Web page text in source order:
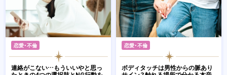
恋愛・不倫
連絡がこない…もういいやと思っ
恋愛・不倫
ボディタッチは男性からの脈あり